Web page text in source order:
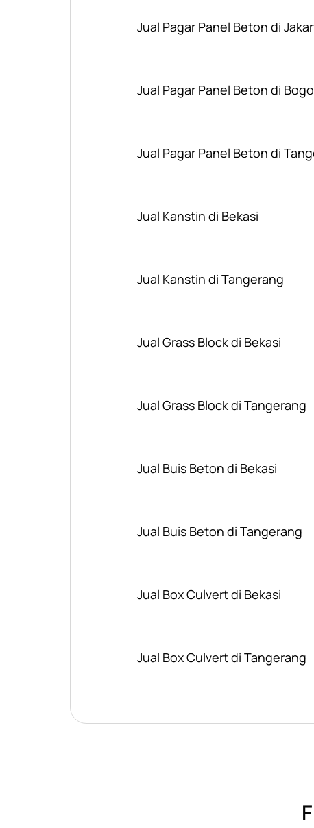
Jual Pagar Panel Beton di
Jual Pagar Panel Beton di
Jual Pagar Panel Beton di
Jual Kanstin di Bekasi
Jual Kanstin di Tangerang
Jual Grass Block di Bekasi
Jual Grass Block di Tangerang
Jual Buis Beton di Bekasi
Jual Buis Beton di Tangerang
Jual Box Culvert di Bekasi
Jual Box Culvert di Tangerang